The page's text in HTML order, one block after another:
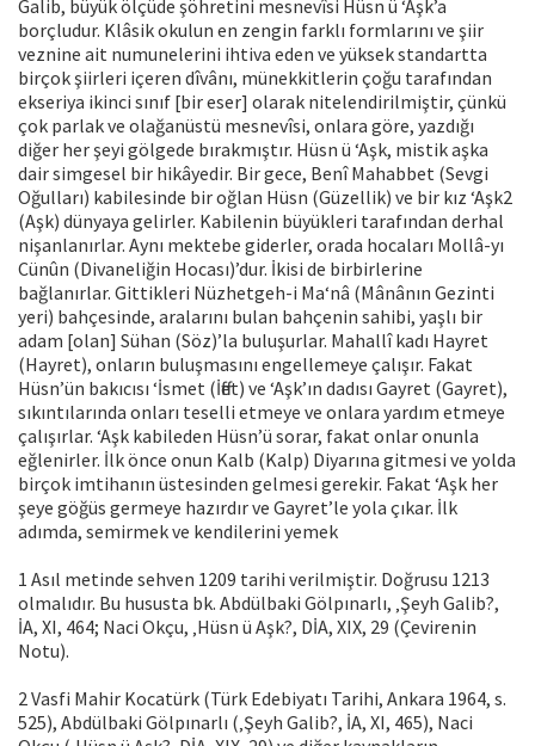
Galib, büyük ölçüde şöhretini mesnevîsi Hüsn ü ‘Aşk’a
borçludur. Klâsik okulun en zengin farklı formlarını ve şiir
veznine ait numunelerini ihtiva eden ve yüksek standartta
birçok şiirleri içeren dîvânı, münekkitlerin çoğu tarafından
ekseriya ikinci sınıf [bir eser] olarak nitelendirilmiştir, çünkü
çok parlak ve olağanüstü mesnevîsi, onlara göre, yazdığı
diğer her şeyi gölgede bırakmıştır. Hüsn ü ‘Aşk, mistik aşka
dair simgesel bir hikâyedir. Bir gece, Benî Mahabbet (Sevgi
Oğulları) kabilesinde bir oğlan Hüsn (Güzellik) ve bir kız ‘Aşk2
(Aşk) dünyaya gelirler. Kabilenin büyükleri tarafından derhal
nişanlanırlar. Aynı mektebe giderler, orada hocaları Mollâ-yı
Cünûn (Divaneliğin Hocası)’dur. İkisi de birbirlerine
bağlanırlar. Gittikleri Nüzhetgeh-i Ma‘nâ (Mânânın Gezinti
yeri) bahçesinde, aralarını bulan bahçenin sahibi, yaşlı bir
adam [olan] Sühan (Söz)’la buluşurlar. Mahallî kadı Hayret
(Hayret), onların buluşmasını engellemeye çalışır. Fakat
Hüsn’ün bakıcısı ‘İsmet (İffet) ve ‘Aşk’ın dadısı Gayret (Gayret),
sıkıntılarında onları teselli etmeye ve onlara yardım etmeye
çalışırlar. ‘Aşk kabileden Hüsn’ü sorar, fakat onlar onunla
eğlenirler. İlk önce onun Kalb (Kalp) Diyarına gitmesi ve yolda
birçok imtihanın üstesinden gelmesi gerekir. Fakat ‘Aşk her
şeye göğüs germeye hazırdır ve Gayret’le yola çıkar. İlk
adımda, semirmek ve kendilerini yemek
1 Asıl metinde sehven 1209 tarihi verilmiştir. Doğrusu 1213
olmalıdır. Bu hususta bk. Abdülbaki Gölpınarlı, ‚Şeyh Galib?,
İA, XI, 464; Naci Okçu, ‚Hüsn ü Aşk?, DİA, XIX, 29 (Çevirenin
Notu).
2 Vasfi Mahir Kocatürk (Türk Edebiyatı Tarihi, Ankara 1964, s.
525), Abdülbaki Gölpınarlı (‚Şeyh Galib?, İA, XI, 465), Naci